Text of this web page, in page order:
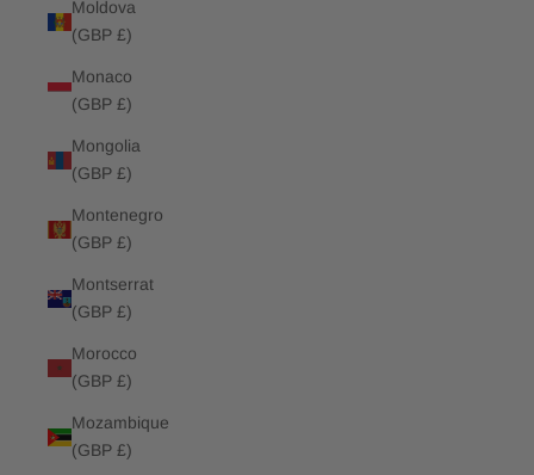
Moldova
(GBP £)
Monaco
(GBP £)
Mongolia
(GBP £)
Montenegro
(GBP £)
Montserrat
(GBP £)
Morocco
(GBP £)
Mozambique
(GBP £)